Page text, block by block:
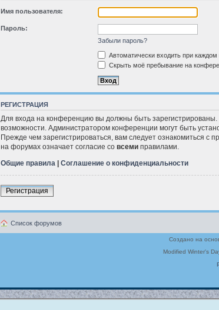
Имя пользователя:
Пароль:
Забыли пароль?
Автоматически входить при
Скрыть моё пребывание на
РЕГИСТРАЦИЯ
Для входа на конференцию вы должны быть зарегистрированы.
возможности. Администратором конференции могут быть
Прежде чем зарегистрироваться, вам следует ознакомиться
на форумах означает согласие со всемиправилами.
Общие правила | Соглашение о конфиденциальности
Регистрация
Список форумов
Создано на
Modified Winter's